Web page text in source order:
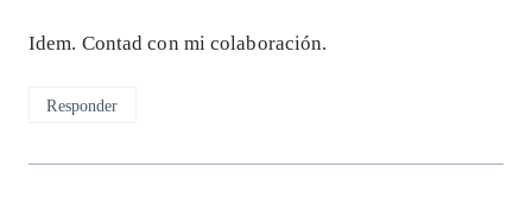
Idem. Contad con mi colaboración.
Responder